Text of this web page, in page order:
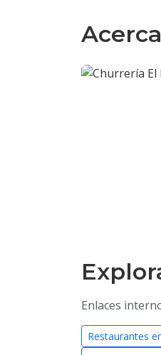
Enlaces
Restaurantes